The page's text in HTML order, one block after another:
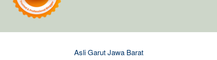
Asli Garut Jawa Barat